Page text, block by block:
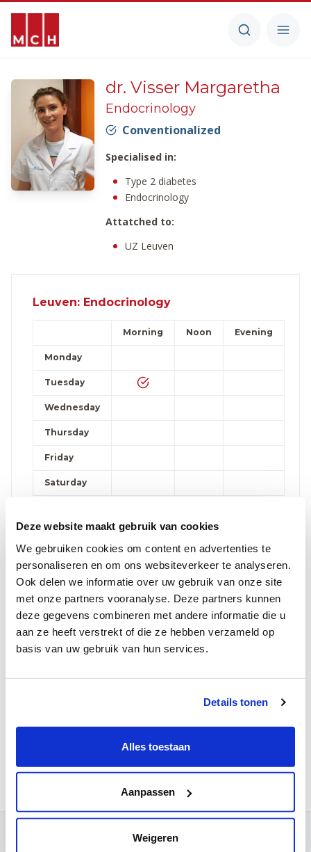
Deze website maakt gebruik van cookies
We gebruiken cookies om content en advertenties te
personaliseren en om ons websiteverkeer te analyseren.
Ook delen we informatie over uw gebruik van onze site
met onze partners vooranalyse. Deze partners kunnen
deze gegevens combineren met andere informatie die u
aan ze heeft verstrekt of die ze hebben verzameld op
basis van uw gebruik van hun services.
Details tonen
Alles toestaan
Aanpassen
Weigeren
dr. Visser Margaretha
Endocrinology
Conventionalized
Specialised in:
Type 2 diabetes
Endocrinology
Attatched to:
UZ Leuven
Leuven: Endocrinology
Morning Noon Evening
Monday
Tuesday
Wednesday
Thursday
Friday
Saturday
Wezembeek-Oppem: Endocrinology
Morning Noon Evening
Monday
Tuesday
Wednesday
Thursday
Saturday